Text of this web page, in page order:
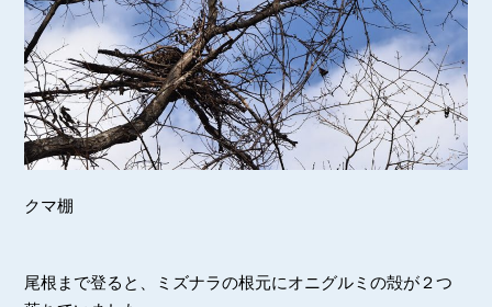
クマ棚
尾根まで登ると、ミズナラの根元にオニグルミの殻が２つ